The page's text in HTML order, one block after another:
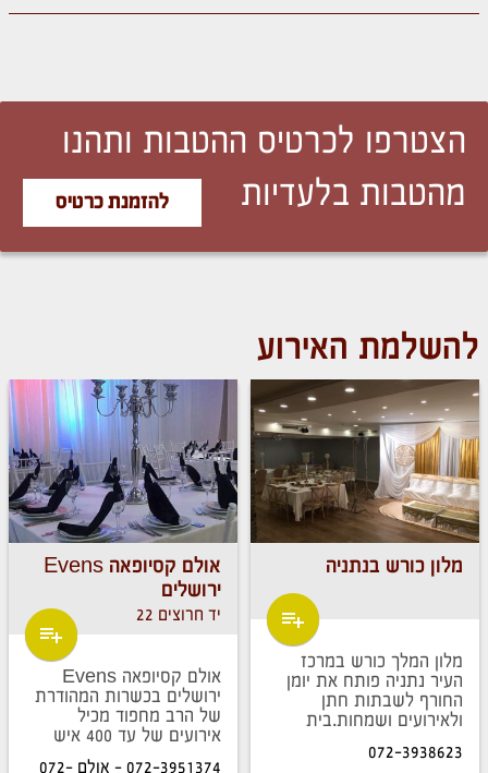
הצטרפו לכרטיס ההטבות ותהנו
מהטבות בלעדיות
להזמנת כרטיס
להשלמת האירוע
מלון כורש בנתניה
מלון המלך כורש במרכז
העיר נתניה פותח את יומן
החורף לשבתות חתן
ולאירועים ושמחות.בית
הלוקיישן המושלם לשבתות
072-3938623
אולם קסיופאה Evens
ירושלים
יד חרוצים 22
אולם קסיופאה Evens
ירושלים בכשרות המהודרת
של הרב מחפוד מכיל
אירועים של עד 400 איש
ומתאים לעריכת חתונות, בר
072-3951374 - אולם 072-